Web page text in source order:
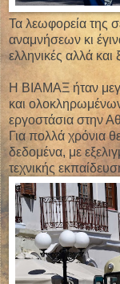
Τα λεωφορεία της
αναμνήσεων κι
ελληνικές αλλά και
Η ΒΙΑΜΑΞ ήταν
και
εργοστάσια στην
Για πολλά χρόνια
δεδομένα, με
τεχνικής